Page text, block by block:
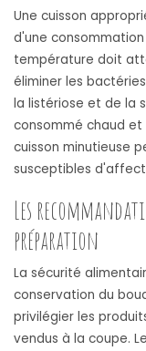
Une cuisson
d'une
température doit
éliminer les
la listériose et de la
consommé chaud
cuisson minutieuse
susceptibles
Les
préparation
La sécurité
conservation du
privilégier les
vendus à la coupe.